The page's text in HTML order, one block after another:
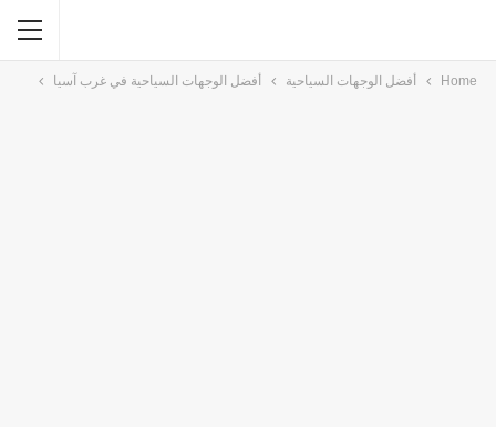
Home أفضل الوجهات السياحية أفضل الوجهات السياحية في غرب آسيا